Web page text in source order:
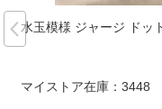
水玉模様 ジャージ ドッ
マイストア在庫： 3448